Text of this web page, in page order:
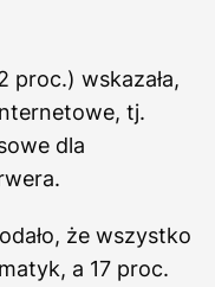
proc.) wskazała,
tj.
dla
że wszystko
a 17 proc.